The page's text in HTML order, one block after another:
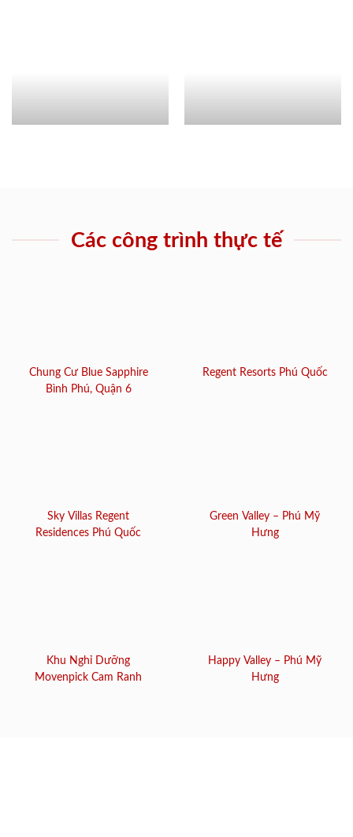
Các công trình thực tế
Chung Cư Blue Sapphire
Bình Phú, Quận 6
Regent Resorts Phú Quốc
Sky Villas Regent
Residences Phú Quốc
Green Valley – Phú Mỹ
Hưng
Khu Nghỉ Dưỡng
Movenpick Cam Ranh
Happy Valley – Phú Mỹ
Hưng